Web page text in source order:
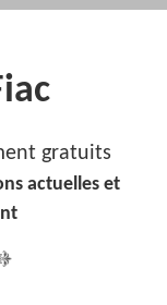
gratuits
actuelles et